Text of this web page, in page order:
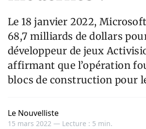
Le 18 janvier 2022,
68,7 milliards de dollars
développeur de jeux
affirmant que l’opération
blocs de construction pour
Le Nouvelliste
15 mars 2022 — Lecture : 5 min.